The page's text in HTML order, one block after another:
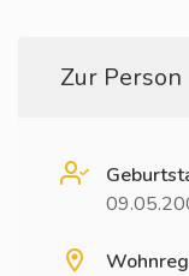
Zur Person